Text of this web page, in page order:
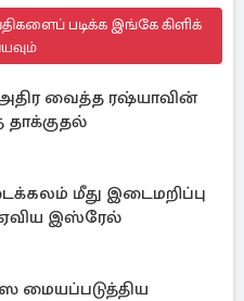
படிக்க இங்கே கிளிக்
வைத்த ரஷ்யாவின்
மீது இடைமறிப்பு
இஸ்ரேல்